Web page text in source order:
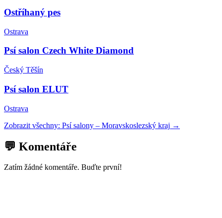
Ostříhaný pes
Ostrava
Psí salon Czech White Diamond
Český Těšín
Psí salon ELUT
Ostrava
Zobrazit všechny: Psí salony – Moravskoslezský kraj →
💬 Komentáře
Zatím žádné komentáře. Buďte první!